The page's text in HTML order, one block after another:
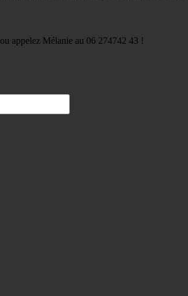
ou appelez Mélanie au 06 274742 43 !